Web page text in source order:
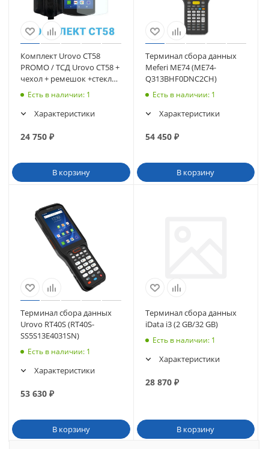
Комплект Urovo CT58
PROMO / ТСД Urovo CT58 +
чехол + ремешок +стекло
(CT58-KIT-1) (CT58-
Есть в наличии: 1
Характеристики
24 750 ₽
В корзину
Терминал сбора данных
Meferi ME74 (ME74-
Q313BHF0DNC2CH)
Есть в наличии: 1
Характеристики
54 450₽
В корзину
Терминал сбора данных
Urovo RT40S (RT40S-
SS5S13E4031SN)
Есть в наличии: 1
Характеристики
53 630 ₽
В корзину
Терминал сбора данных
iData i3 (2 GB/32 GB)
Есть в наличии: 1
Характеристики
28 870₽
В корзину